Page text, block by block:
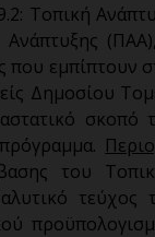
Τοπική
Ανάπτυξης
εμπίπτουν
Δημοσίου
σκοπό
του
τεύχος